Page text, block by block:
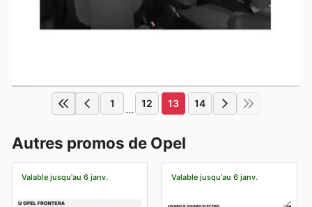
1 ... 12 13 14
Autres promos de Opel
Valable jusqu'au 6 janv. Valable jusqu'au 6 janv.